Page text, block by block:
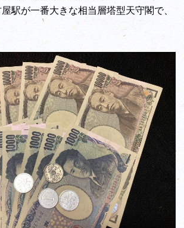
駅が一番大きな相当層塔型天守閣で、